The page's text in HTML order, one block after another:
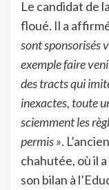
Le candidat de
floué. Il a
sont sponsorisés
exemple faire
des tracts qui
inexactes, toute
sciemment les
permis ».
chahutée, où il
son bilan à